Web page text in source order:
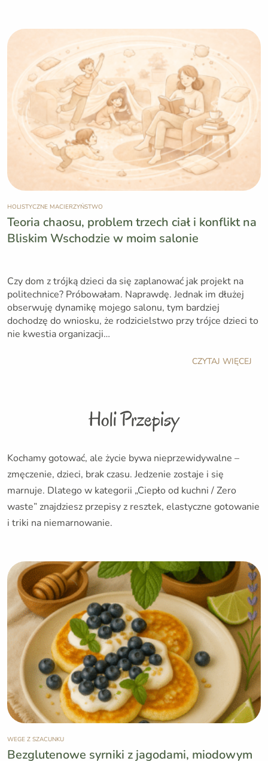
HOLISTYCZNE MACIERZYŃSTWO
Teoria chaosu, problem trzech ciał i konflikt na
Bliskim Wschodzie w moim salonie
Czy dom z trójką dzieci da się zaplanować jak projekt na
politechnice? Próbowałam. Naprawdę. Jednak im dłużej
obserwuję dynamikę mojego salonu, tym bardziej
dochodzę do wniosku, że rodzicielstwo przy trójce dzieci to
nie kwestia organizacji…
CZYTAJ WIĘCEJ
Holi Przepisy
Kochamy gotować, ale życie bywa nieprzewidywalne –
zmęczenie, dzieci, brak czasu. Jedzenie zostaje i się
marnuje. Dlatego w kategorii „Ciepło od kuchni / Zero
waste” znajdziesz przepisy z resztek, elastyczne gotowanie
i triki na niemarnowanie.
WEGE Z SZACUNKU
Bezglutenowe syrniki z jagodami, miodowym